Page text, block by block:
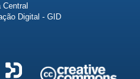
Central
Digital - GID